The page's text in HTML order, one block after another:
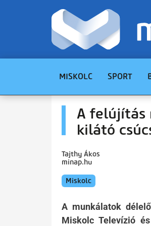
MISKOLC SPORT
A felújítás
kilátó
Tajthy Ákos
minap.hu
Miskolc
A munkálatok
Miskolc Televízió